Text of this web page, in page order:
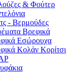
& Φούτερ
- Βερμούδες
Βρεφικά
Εσώρουχα
Κολάν Κορίτσι